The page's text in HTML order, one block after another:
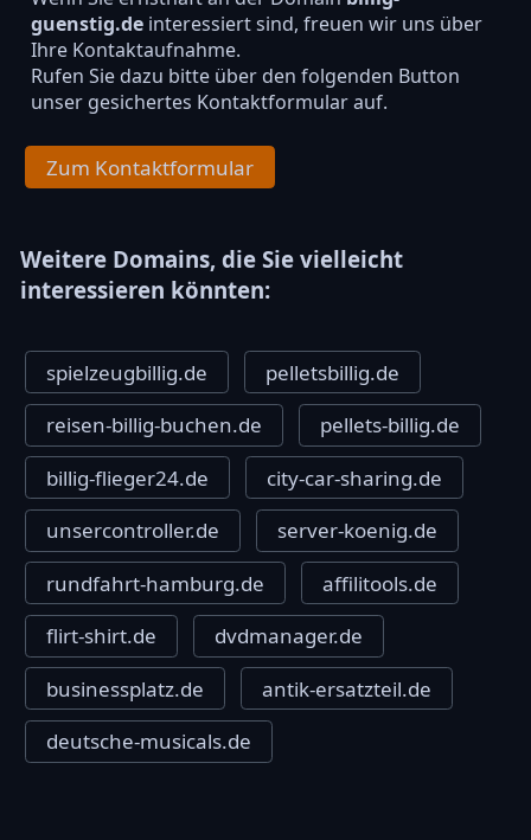
guenstig.deinteressiert sind, freuen wir uns über
Ihre Kontaktaufnahme.
Rufen Sie dazu bitte über den folgenden Button
unser gesichertes Kontaktformular auf.
Zum Kontaktformular
Weitere Domains, die Sie vielleicht
interessieren könnten:
spielzeugbillig.de
pelletsbillig.de
reisen-billig-buchen.de
pellets-billig.de
billig-flieger24.de
city-car-sharing.de
unsercontroller.de
server-koenig.de
rundfahrt-hamburg.de
affilitools.de
flirt-shirt.de
dvdmanager.de
businessplatz.de
antik-ersatzteil.de
deutsche-musicals.de